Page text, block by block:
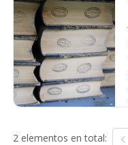
2 elementos en total: